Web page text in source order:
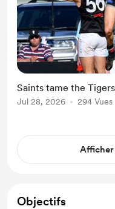
Saints tame the
Jul 28, 2026 294 Vues
Afficher
Objectifs